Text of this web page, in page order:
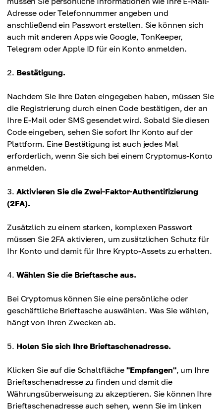
Adresse oder Telefonnummer angeben und
anschließend ein Passwort erstellen. Sie können sich
auch mit anderen Apps wie Google, TonKeeper,
Telegram oder Apple ID für ein Konto anmelden.
Bestätigung.
Nachdem Sie Ihre Daten eingegeben haben, müssen Sie
die Registrierung durch einen Code bestätigen, der an
Ihre E-Mail oder SMS gesendet wird. Sobald Sie diesen
Code eingeben, sehen Sie sofort Ihr Konto auf der
Plattform. Eine Bestätigung ist auch jedes Mal
erforderlich, wenn Sie sich bei einem Cryptomus-Konto
anmelden.
Aktivieren Sie die Zwei-Faktor-Authentifizierung
(2FA).
Zusätzlich zu einem starken, komplexen Passwort
müssen Sie 2FA aktivieren, um zusätzlichen Schutz für
Ihr Konto und damit für Ihre Krypto-Assets zu erhalten.
Wählen Sie die Brieftasche aus.
Bei Cryptomus können Sie eine persönliche oder
geschäftliche Brieftasche auswählen. Was Sie wählen,
hängt von Ihren Zwecken ab.
Holen Sie sich Ihre Brieftaschenadresse.
Klicken Sie auf die Schaltfläche"Empfangen", um Ihre
Brieftaschenadresse zu finden und damit die
Währungsüberweisung zu akzeptieren. Sie können Ihre
Brieftaschenadresse auch sehen, wenn Sie im linken